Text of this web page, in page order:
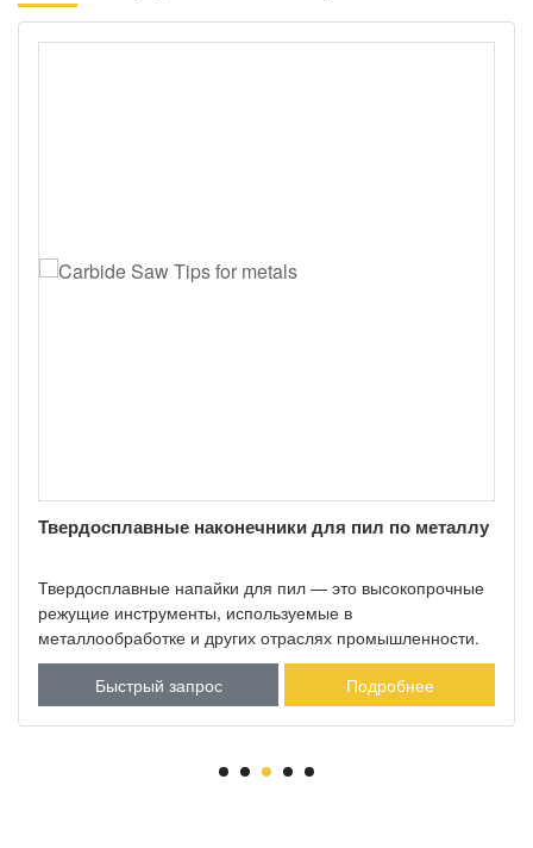
Твердосплавные наконечники для пил по металлу
Твердосплавные напайки для пил — это высокопрочные
режущие инструменты, используемые в
металлообработке и других отраслях промышленности.
Важно выбрать подходящую марку твердого сплава и
геометрию для конкретного металла и операции резания
Быстрый запрос Подробнее